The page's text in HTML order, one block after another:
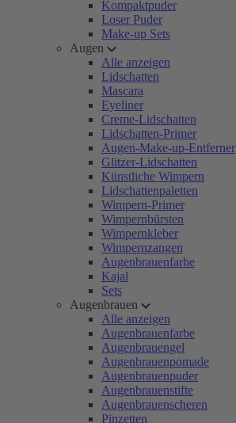
Kompaktpuder
Loser Puder
Make-up Sets
Augen
Alle anzeigen
Lidschatten
Mascara
Eyeliner
Creme-Lidschatten
Lidschatten-Primer
Augen-Make-up-Entferner
Glitzer-Lidschatten
Künstliche Wimpern
Lidschattenpaletten
Wimpern-Primer
Wimpernbürsten
Wimpernkleber
Wimpernzangen
Augenbrauenfarbe
Kajal
Sets
Augenbrauen
Alle anzeigen
Augenbrauenfarbe
Augenbrauengel
Augenbrauenpomade
Augenbrauenpuder
Augenbrauenstifte
Augenbrauenscheren
Pinzetten